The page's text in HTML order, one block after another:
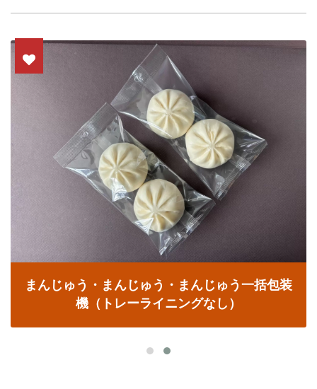
まんじゅう・まんじゅう・まんじゅう一括包装
機（トレーライニングなし）